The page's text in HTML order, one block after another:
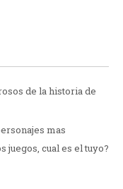
de la historia de
mas
juegos, cual es el tuyo?